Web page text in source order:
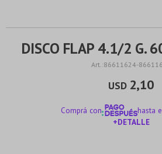
DISCO FLAP 4.1/2 G.
86611624-
USD 2,10
Comprá con
hasta
+DETALLE